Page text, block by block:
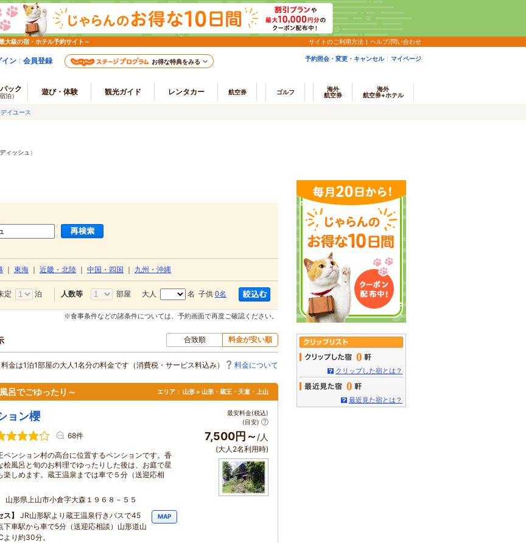
級の宿・ホテル予約サイト～ サイトのご利用方法 ヘルプ/問い合わせ
イン 会員登録 お得な特典をみる 予約照会・変更・キャンセル マイページ
ック
泊） 遊び・体験 観光ガイド レンタカー 航空券 ゴルフ
海外
航空券
海外
航空券+ホテル
イユース
ィッシュ ）
東海 近畿・北陸 中国・四国 九州・沖縄
定 泊 人数等 部屋 大人 名 子供 0名
※食事条件などの諸条件については、予約画面で再度ご確認ください。
合致順 料金が安い順
料金は1泊1部屋の大人1名分の料金です（消費税・サービス料込み） 料金について
呂でごゆったり～ エリア： 山形 > 山形・蔵王・天童・上山
ョン櫻
68件
ペンション村の高台に位置するペンションです。香
桧風呂と旬のお料理でゆったりした後は、お庭で星
楽しめます。蔵王温泉までは車で５分（送迎応相
山形県上山市小倉字大森１９６８－５５
ス
JR山形駅より蔵王温泉行きバスで45
下車駅から車で5分（送迎応相談）山形道山
より約30分。
MAP
最安料金(税込)
(目安)
7,500円～ /人
(大人2名利用時)
0
クリップした宿とは？
0
最近見た宿とは？